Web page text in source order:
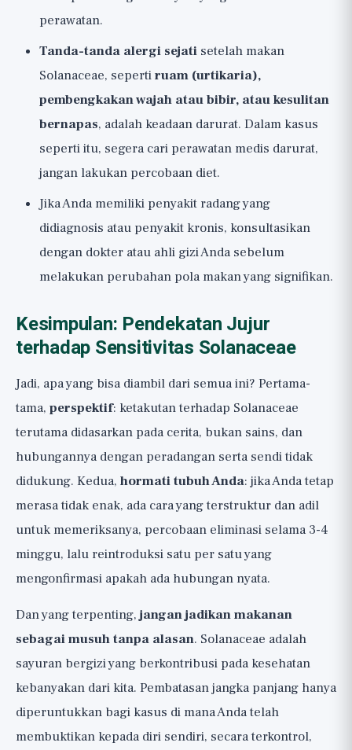
perawatan.
Tanda-tanda alergi sejati setelah makan
Solanaceae, sepertiruam (urtikaria),
pembengkakan wajah atau bibir, atau kesulitan
bernapas, adalah keadaan darurat. Dalam kasus
seperti itu, segera cari perawatan medis darurat,
jangan lakukan percobaan diet.
Jika Anda memiliki penyakit radang yang
didiagnosis atau penyakit kronis, konsultasikan
dengan dokter atau ahli gizi Anda sebelum
melakukan perubahan pola makan yang signifikan.
Kesimpulan: Pendekatan Jujur
terhadap Sensitivitas Solanaceae
Jadi, apa yang bisa diambil dari semua ini? Pertama-
tama, perspektif: ketakutan terhadap Solanaceae
terutama didasarkan pada cerita, bukan sains, dan
hubungannya dengan peradangan serta sendi tidak
didukung. Kedua, hormati tubuh Anda: jika Anda tetap
merasa tidak enak, ada cara yang terstruktur dan adil
untuk memeriksanya, percobaan eliminasi selama 3-4
minggu, lalu reintroduksi satu per satu yang
mengonfirmasi apakah ada hubungan nyata.
Dan yang terpenting,jangan jadikan makanan
sebagai musuh tanpa alasan. Solanaceae adalah
sayuran bergizi yang berkontribusi pada kesehatan
kebanyakan dari kita. Pembatasan jangka panjang hanya
diperuntukkan bagi kasus di mana Anda telah
membuktikan kepada diri sendiri, secara terkontrol,